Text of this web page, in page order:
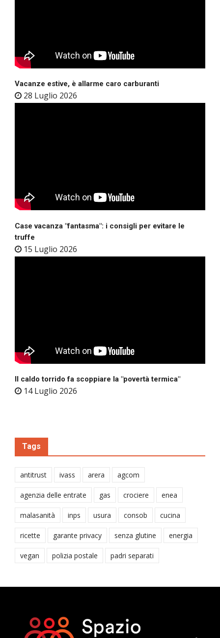
Vacanze estive, è allarme caro carburanti
28 Luglio 2026
Case vacanza "fantasma": i consigli per evitare le
truffe
15 Luglio 2026
Il caldo torrido fa scoppiare la "povertà termica"
14 Luglio 2026
Tags
antitrust ivass arera agcom
agenzia delle entrate gas crociere enea
malasanità inps usura consob cucina
ricette garante privacy senza glutine energia
vegan polizia postale padri separati